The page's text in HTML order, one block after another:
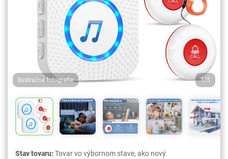
Ilustračné fotografie 1/5
Stav tovaru:Tovar vo výbornom stave, ako nový.